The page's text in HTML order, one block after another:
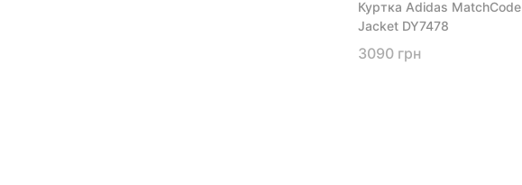
Куртка Adidas MatchCode
Jacket DY7478
3090 грн